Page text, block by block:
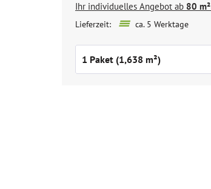
Ihr individuelles Angebot ab 80 m²
Lieferzeit: ca. 5 Werktage